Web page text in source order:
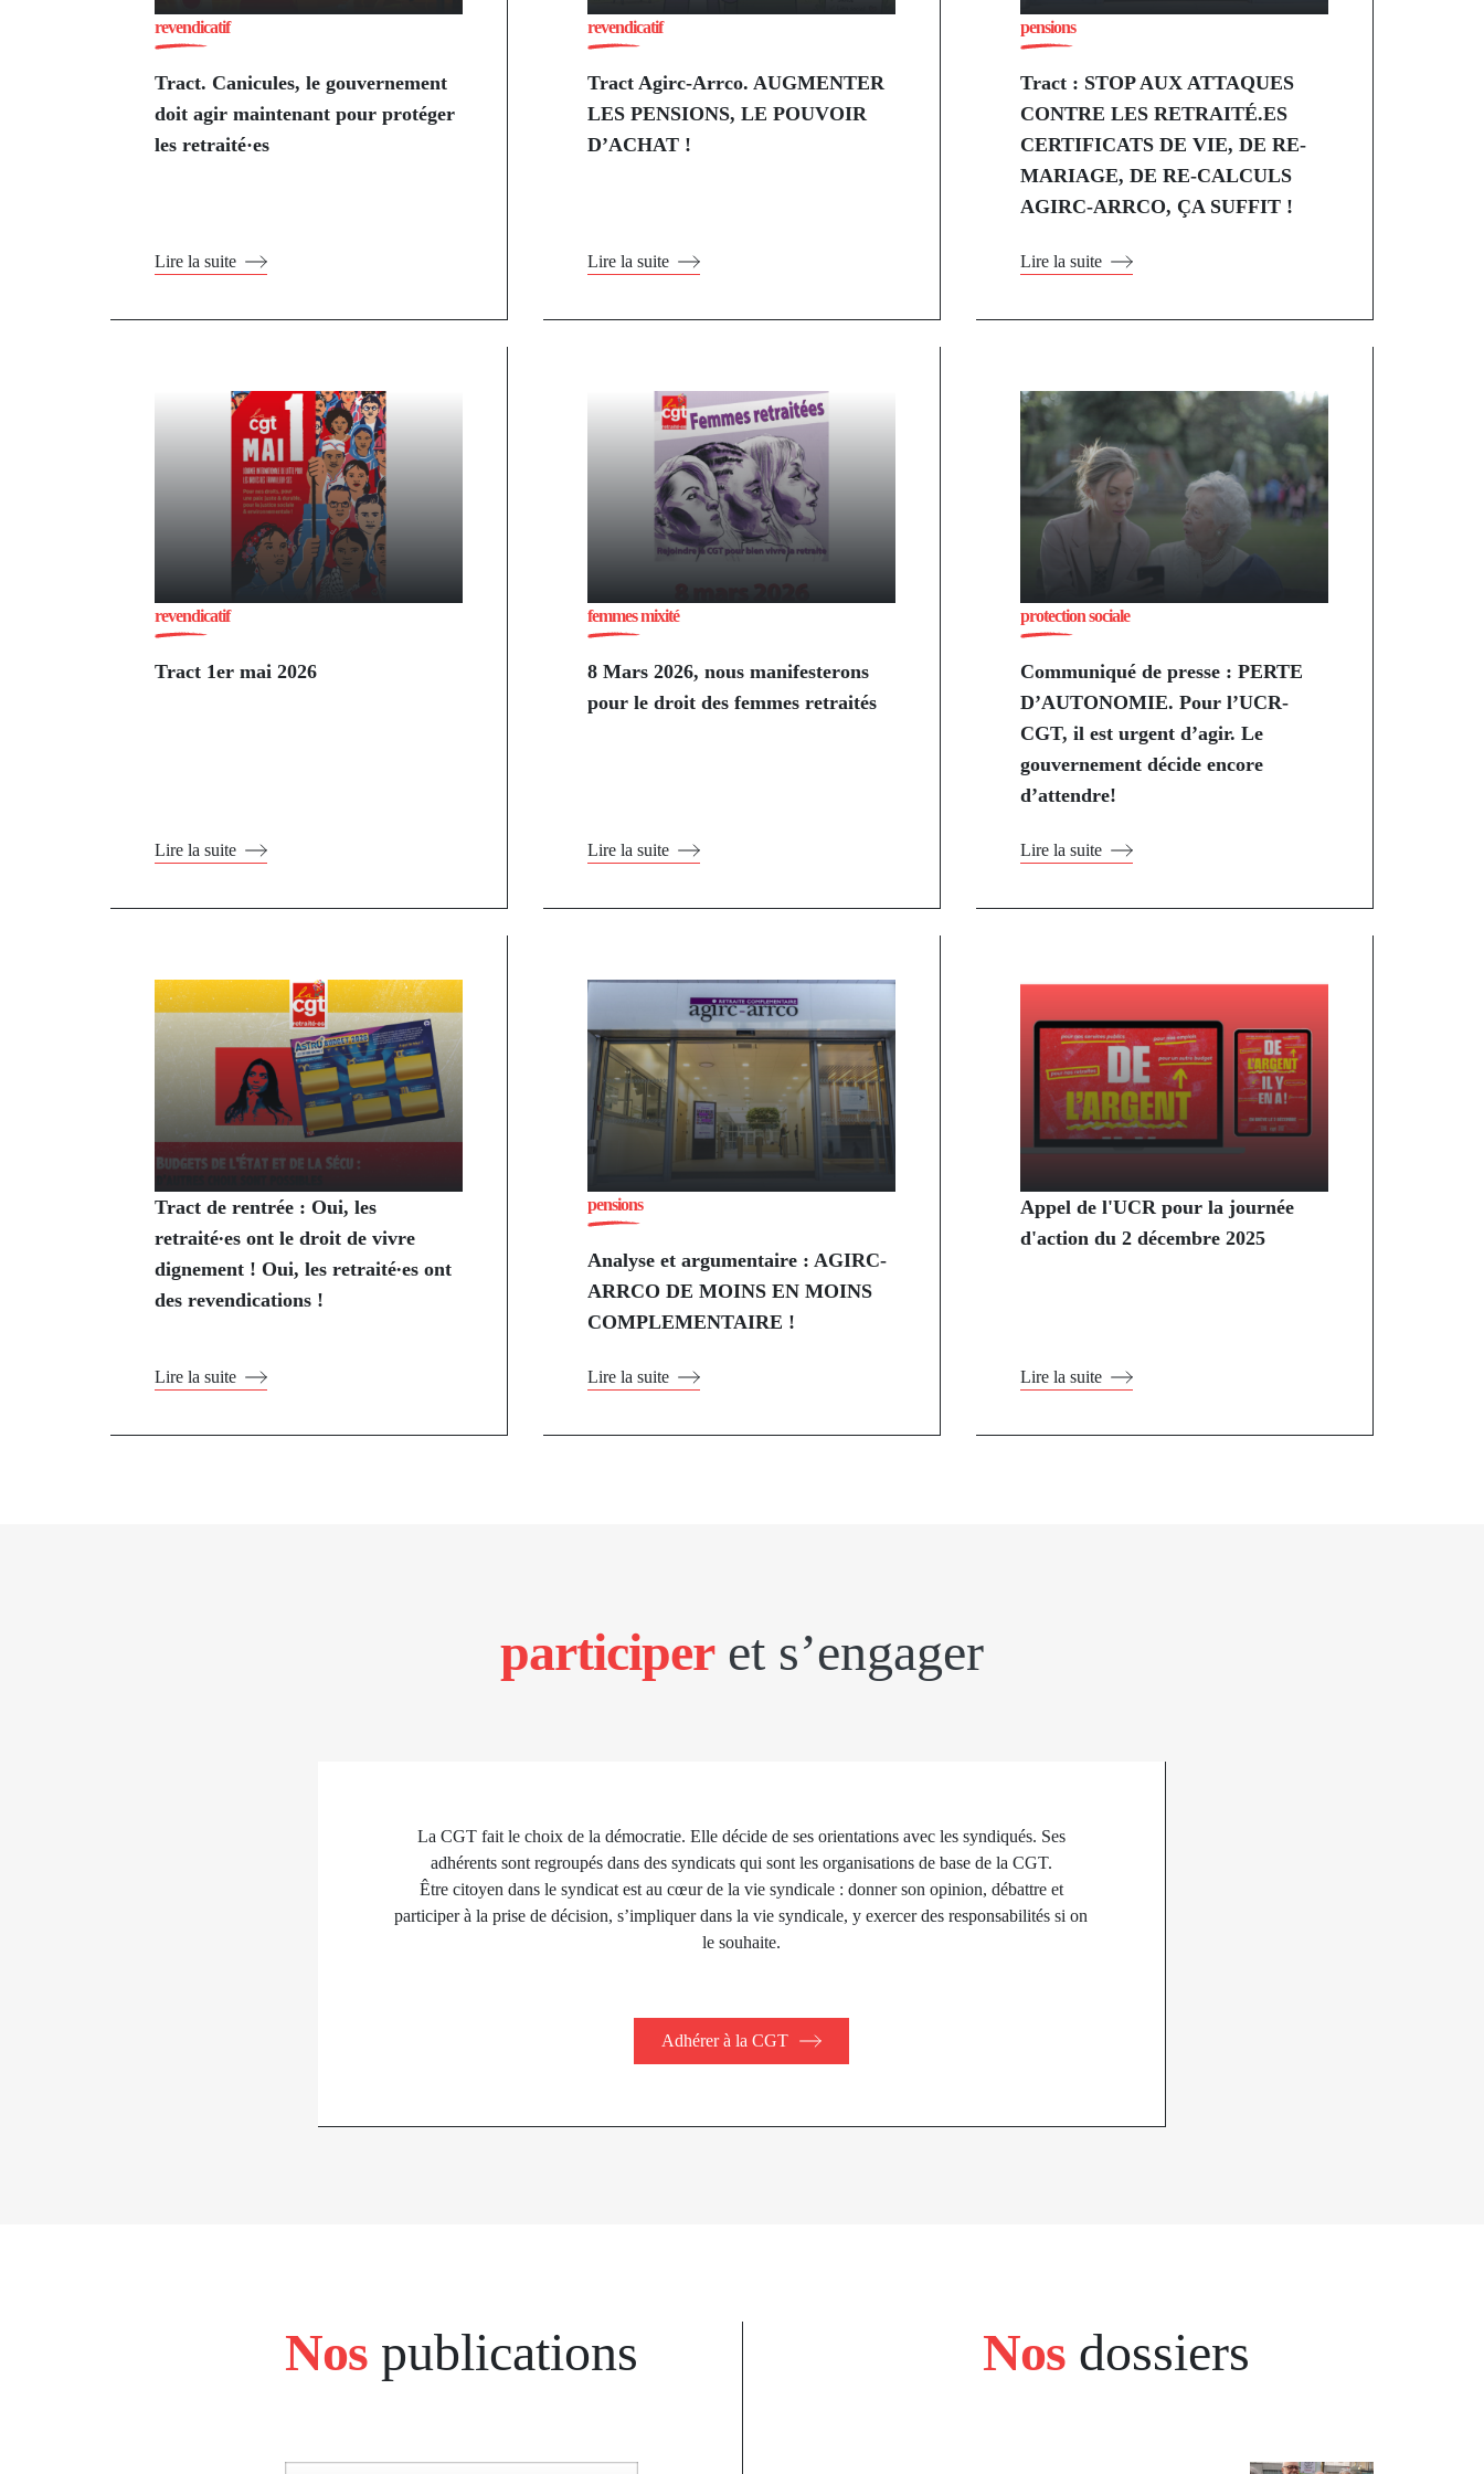
revendicatif
Tract. Canicules, le gouvernement
doit agir maintenant pour protéger
les retraité·es
Lire la suite
revendicatif
Tract Agirc-Arrco. AUGMENTER
LES PENSIONS, LE POUVOIR
D’ACHAT !
Lire la suite
pensions
Tract : STOP AUX ATTAQUES
CONTRE LES RETRAITÉ.ES
CERTIFICATS DE VIE, DE RE-
MARIAGE, DE RE-CALCULS
AGIRC-ARRCO, ÇA SUFFIT !
Lire la suite
revendicatif
Tract 1er mai 2026
Lire la suite
femmes mixité
8 Mars 2026, nous manifesterons
pour le droit des femmes retraités
Lire la suite
protection sociale
Communiqué de presse : PERTE
D’AUTONOMIE. Pour l’UCR-
CGT, il est urgent d’agir. Le
gouvernement décide encore
d’attendre!
Lire la suite
Tract de rentrée : Oui, les
retraité∙es ont le droit de vivre
dignement ! Oui, les retraité∙es ont
des revendications !
Lire la suite
pensions
Analyse et argumentaire : AGIRC-
ARRCO DE MOINS EN MOINS
COMPLEMENTAIRE !
Lire la suite
Appel de l'UCR pour la journée
d'action du 2 décembre 2025
Lire la suite
participeret s’engager
La CGT fait le choix de la démocratie. Elle décide de ses orientations avec les syndiqués. Ses
adhérents sont regroupés dans des syndicats qui sont les organisations de base de la CGT.
Être citoyen dans le syndicat est au cœur de la vie syndicale : donner son opinion, débattre et
participer à la prise de décision, s’impliquer dans la vie syndicale, y exercer des responsabilités si on
le souhaite.
Adhérer à la CGT
block
Nos publications Nosdossiers